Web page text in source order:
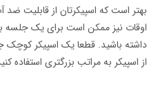
بهتر است که اسپیکرتان از قابلیت ضد
اوقات نیز ممکن است برای یک جلسه
داشته باشید. قطعا یک اسپیکر
از اسپیکر به مراتب بزرگتری استفاده